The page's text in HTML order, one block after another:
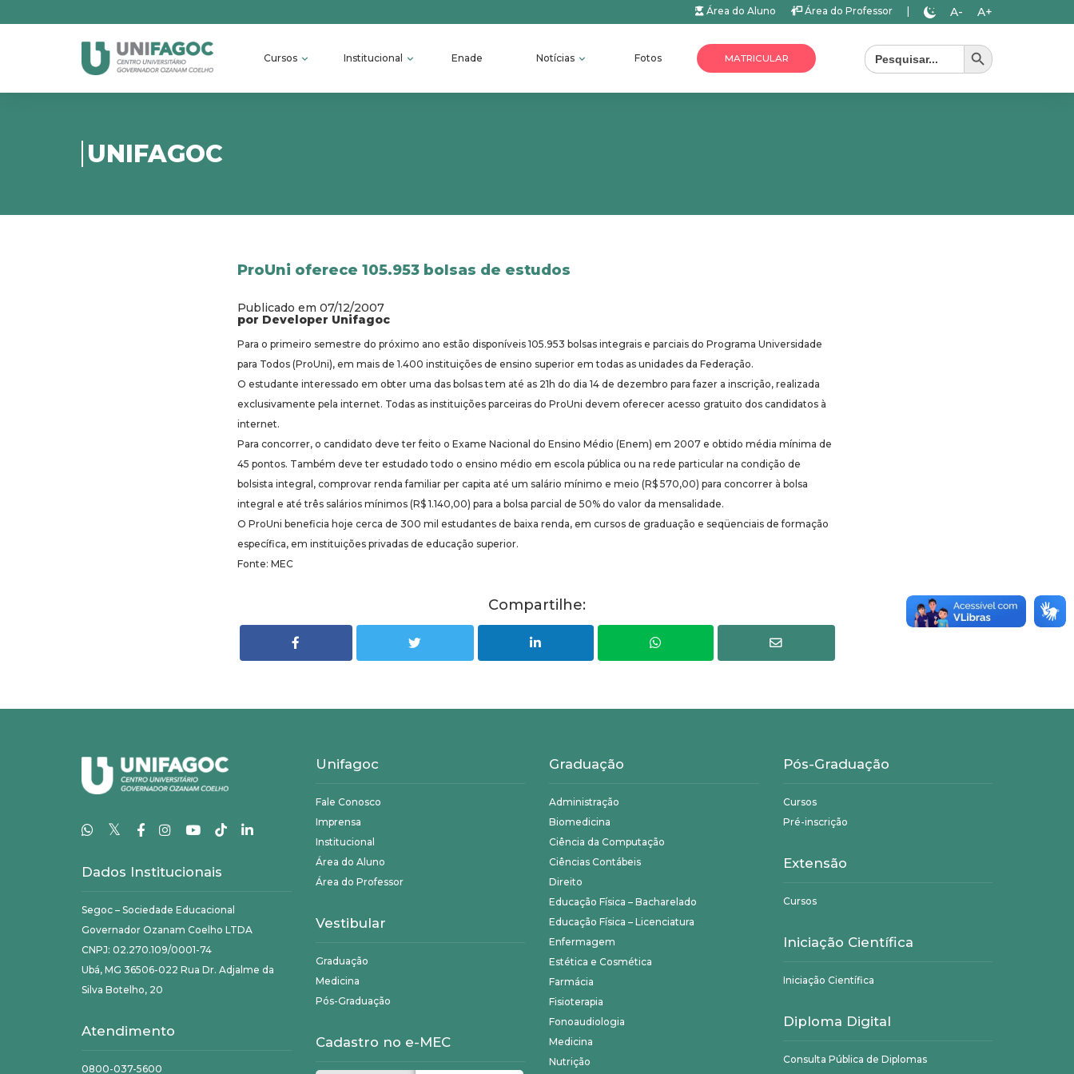
Área do Aluno Área do Professor A- A+
Cursos Institucional Enade Notícias Fotos MATRICULAR
Search
for:
Search Button
UNIFAGOC
ProUni oferece 105.953 bolsas de estudos
Publicado em 07/12/2007
por Developer Unifagoc
Para o primeiro semestre do próximo ano estão disponíveis 105.953 bolsas integrais e parciais do Programa Universidade
para Todos (ProUni), em mais de 1.400 instituições de ensino superior em todas as unidades da Federação.
O estudante interessado em obter uma das bolsas tem até as 21h do dia 14 de dezembro para fazer a inscrição, realizada
exclusivamente pela internet. Todas as instituições parceiras do ProUni devem oferecer acesso gratuito dos candidatos à
internet.
Para concorrer, o candidato deve ter feito o Exame Nacional do Ensino Médio (Enem) em 2007 e obtido média mínima de
45 pontos. Também deve ter estudado todo o ensino médio em escola pública ou na rede particular na condição de
bolsista integral, comprovar renda familiar per capita até um salário mínimo e meio (R$ 570,00) para concorrer à bolsa
integral e até três salários mínimos (R$ 1.140,00) para a bolsa parcial de 50% do valor da mensalidade.
O ProUni beneficia hoje cerca de 300 mil estudantes de baixa renda, em cursos de graduação e seqüenciais de formação
específica, em instituições privadas de educação superior.
Fonte: MEC
Compartilhe:
𝕏
Dados Institucionais
Segoc – Sociedade Educacional
Governador Ozanam Coelho LTDA
CNPJ: 02.270.109/0001-74
Ubá, MG 36506-022 Rua Dr. Adjalme da
Silva Botelho, 20
Atendimento
0800-037-5600
Unifagoc
Fale Conosco
Imprensa
Institucional
Área do Aluno
Área do Professor
Vestibular
Graduação
Medicina
Pós-Graduação
Cadastro no e-MEC
Graduação
Administração
Biomedicina
Ciência da Computação
Ciências Contábeis
Direito
Educação Física – Bacharelado
Educação Física – Licenciatura
Enfermagem
Estética e Cosmética
Farmácia
Fisioterapia
Fonoaudiologia
Medicina
Nutrição
Pós-Graduação
Cursos
Pré-inscrição
Extensão
Cursos
Iniciação Científica
Iniciação Científica
Diploma Digital
Consulta Pública de Diplomas